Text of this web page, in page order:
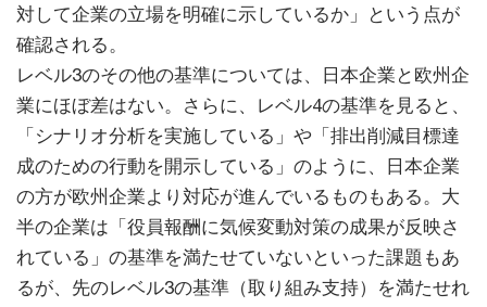
対して企業の立場を明確に示しているか」という点が
確認される。
レベル3のその他の基準については、日本企業と欧州企
業にほぼ差はない。さらに、レベル4の基準を見ると、
「シナリオ分析を実施している」や「排出削減目標達
成のための行動を開示している」のように、日本企業
の方が欧州企業より対応が進んでいるものもある。大
半の企業は「役員報酬に気候変動対策の成果が反映さ
れている」の基準を満たせていないといった課題もあ
るが、先のレベル3の基準（取り組み支持）を満たせれ